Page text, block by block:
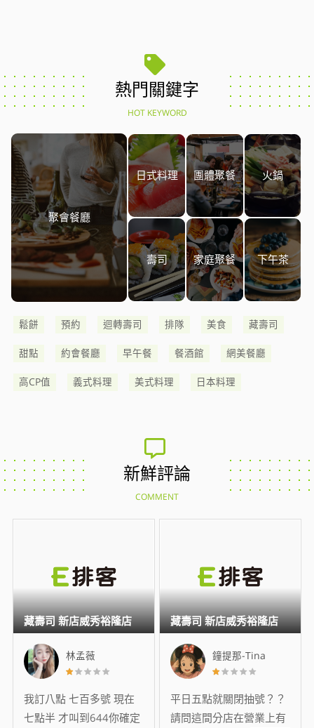
熱門關鍵字
HOT KEYWORD
聚會餐廳
日式料理 團體聚餐 火鍋
壽司 家庭聚餐 下午茶
鬆餅 預約 迴轉壽司 排隊 美食 藏壽司
甜點 約會餐廳 早午餐 餐酒館 網美餐廳
高CP值 義式料理 美式料理 日本料理
新鮮評論
COMMENT
林孟薇
我訂八點 七百多號 現在
七點半 才叫到644你確定
藏壽司 新店威秀裕隆店
鐘提那-Tina
平日五點就關閉抽號？？
請問這間分店在營業上有
藏壽司 新店威秀裕隆店